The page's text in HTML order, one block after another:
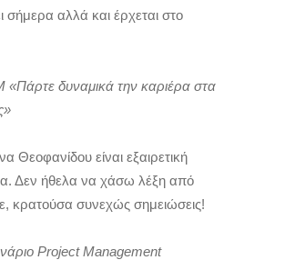
σήμερα αλλά και έρχεται στο
δυναμικά την καριέρα στα
Θεοφανίδου είναι εξαιρετική
Δεν ήθελα να χάσω λέξη από
κρατούσα συνεχώς σημειώσεις!
Project Management